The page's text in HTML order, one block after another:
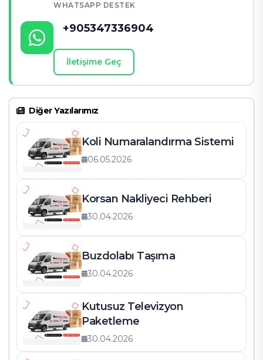
WHATSAPP DESTEK
+905347336904
İletişime Geç
Diğer Yazılarımız
Koli Numaralandırma Sistemi
06.05.2026
Korsan Nakliyeci Rehberi
30.04.2026
Buzdolabı Taşıma
30.04.2026
Kutusuz Televizyon
Paketleme
30.04.2026